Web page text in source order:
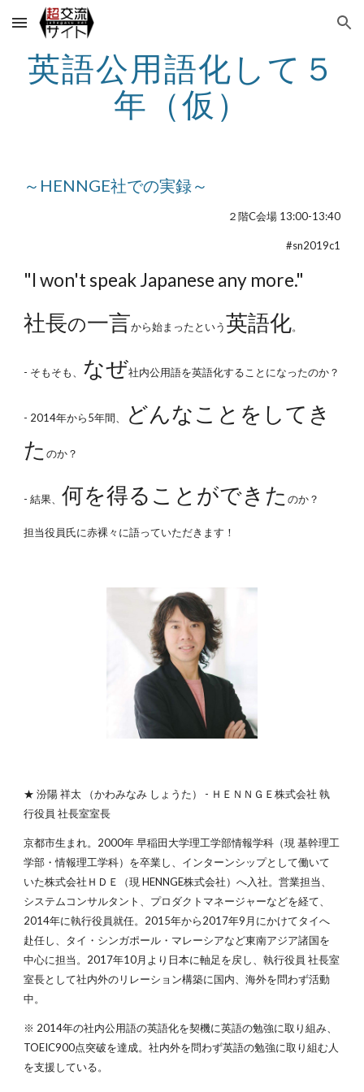
Skip to main content Skip to navigation
英語公用語化して５
年（仮）
～HENNGE社での実録～
２階C会場 13:00-13:40
#sn2019c1
"I won't speak Japanese any more."
社長の一言から始まったという 英語化。
- そもそも、 なぜ社内公用語を英語化することになったのか？
- 2014年から5年間、
どんなことをしてき
たのか？
- 結果、何を得ることができたのか？
担当役員氏に赤裸々に語っていただきます！
★ 汾陽 祥太 （かわみなみ しょうた） - ＨＥＮＮＧＥ株式会社 執
行役員 社長室室長
京都市生まれ。2000年 早稲田大学理工学部情報学科（現 基幹理工
学部・情報理工学科）を卒業し、インターンシップとして働いて
いた株式会社ＨＤＥ（現 HENNGE株式会社）へ入社。営業担当、
システムコンサルタント、プロダクトマネージャーなどを経て、
2014年に執行役員就任。2015年から2017年9月にかけてタイへ
赴任し、タイ・シンガポール・マレーシアなど東南アジア諸国を
中心に担当。2017年10月より日本に軸足を戻し、執行役員 社長室
室長として社内外のリレーション構築に国内、海外を問わず活動
中。
※ 2014年の社内公用語の英語化を契機に英語の勉強に取り組み、
TOEIC900点突破を達成。社内外を問わず英語の勉強に取り組む人
を支援している。